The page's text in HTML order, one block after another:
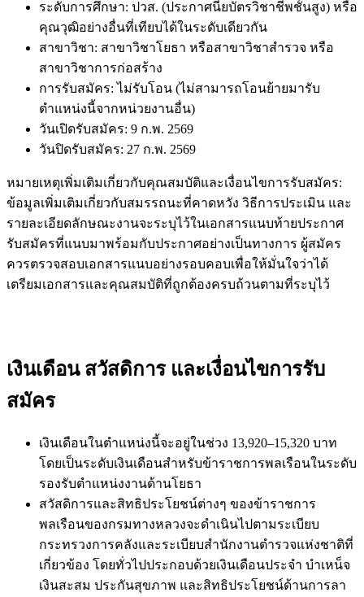
ระดับการศึกษา: ปวส. (ประกาศนียบัตรวิชาชีพชั้นสูง) หรือ
คุณวุฒิอย่างอื่นที่เทียบได้ในระดับเดียวกัน
สาขาวิชา: สาขาวิชาโยธา หรือสาขาวิชาสำรวจ หรือ
สาขาวิชาการก่อสร้าง
การรับสมัคร: ไม่รับโอน (ไม่สามารถโอนย้ายมารับ
ตำแหน่งนี้จากหน่วยงานอื่น)
วันเปิดรับสมัคร: 9 ก.พ. 2569
วันปิดรับสมัคร: 27 ก.พ. 2569
หมายเหตุเพิ่มเติมเกี่ยวกับคุณสมบัติและเงื่อนไขการรับสมัคร:
ข้อมูลเพิ่มเติมเกี่ยวกับสมรรถนะที่คาดหวัง วิธีการประเมิน และ
รายละเอียดลักษณะงานจะระบุไว้ในเอกสารแนบท้ายประกาศ
รับสมัครที่แนบมาพร้อมกับประกาศอย่างเป็นทางการ ผู้สมัคร
ควรตรวจสอบเอกสารแนบอย่างรอบคอบเพื่อให้มั่นใจว่าได้
เตรียมเอกสารและคุณสมบัติที่ถูกต้องครบถ้วนตามที่ระบุไว้
เงินเดือน สวัสดิการ และเงื่อนไขการรับ
สมัคร
เงินเดือนในตำแหน่งนี้จะอยู่ในช่วง 13,920–15,320 บาท
โดยเป็นระดับเงินเดือนสำหรับข้าราชการพลเรือนในระดับ
รองรับตำแหน่งงานด้านโยธา
สวัสดิการและสิทธิประโยชน์ต่างๆ ของข้าราชการ
พลเรือนของกรมทางหลวงจะดำเนินไปตามระเบียบ
กระทรวงการคลังและระเบียบสำนักงานตำรวจแห่งชาติที่
เกี่ยวข้อง โดยทั่วไปประกอบด้วยเงินเดือนประจำ บำเหน็จ
เงินสะสม ประกันสุขภาพ และสิทธิประโยชน์ด้านการลา